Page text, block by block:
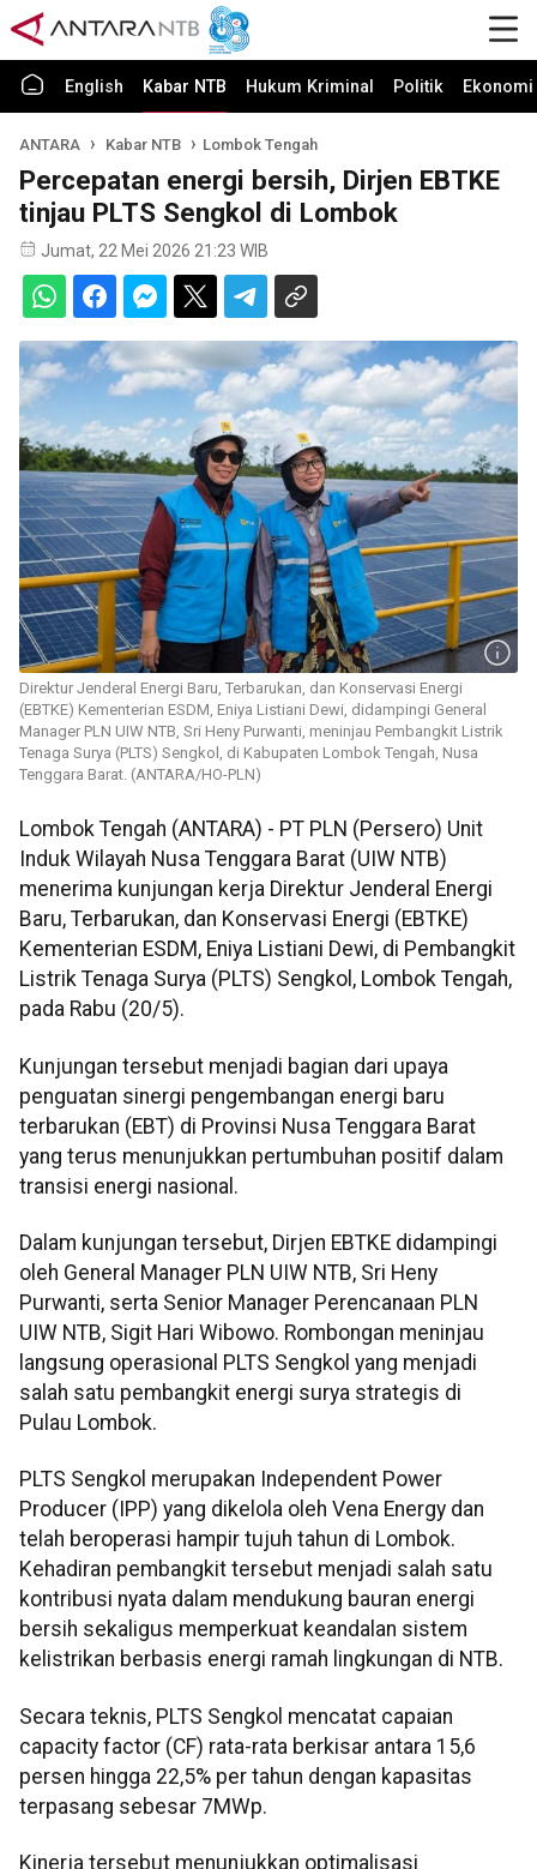
English Kabar NTB Hukum Kriminal Politik
ANTARA Kabar NTB Lombok Tengah
Percepatan energi bersih, Dirjen EBTKE
tinjau PLTS Sengkol di Lombok
Jumat, 22 Mei 2026 21:23 WIB
Direktur Jenderal Energi Baru, Terbarukan, dan Konservasi Energi
(EBTKE) Kementerian ESDM, Eniya Listiani Dewi, didampingi General
Manager PLN UIW NTB, Sri Heny Purwanti, meninjau Pembangkit Listrik
Tenaga Surya (PLTS) Sengkol, di Kabupaten Lombok Tengah, Nusa
Tenggara Barat. (ANTARA/HO-PLN)
Lombok Tengah (ANTARA) - PT PLN (Persero) Unit
Induk Wilayah Nusa Tenggara Barat (UIW NTB)
menerima kunjungan kerja Direktur Jenderal Energi
Baru, Terbarukan, dan Konservasi Energi (EBTKE)
Kementerian ESDM, Eniya Listiani Dewi, di Pembangkit
Listrik Tenaga Surya (PLTS) Sengkol, Lombok Tengah,
pada Rabu (20/5).
Kunjungan tersebut menjadi bagian dari upaya
penguatan sinergi pengembangan energi baru
terbarukan (EBT) di Provinsi Nusa Tenggara Barat
yang terus menunjukkan pertumbuhan positif dalam
transisi energi nasional.
Dalam kunjungan tersebut, Dirjen EBTKE didampingi
oleh General Manager PLN UIW NTB, Sri Heny
Purwanti, serta Senior Manager Perencanaan PLN
UIW NTB, Sigit Hari Wibowo. Rombongan meninjau
langsung operasional PLTS Sengkol yang menjadi
salah satu pembangkit energi surya strategis di
Pulau Lombok.
PLTS Sengkol merupakan Independent Power
Producer (IPP) yang dikelola oleh Vena Energy dan
telah beroperasi hampir tujuh tahun di Lombok.
Kehadiran pembangkit tersebut menjadi salah satu
kontribusi nyata dalam mendukung bauran energi
bersih sekaligus memperkuat keandalan sistem
kelistrikan berbasis energi ramah lingkungan di NTB.
Secara teknis, PLTS Sengkol mencatat capaian
capacity factor (CF) rata-rata berkisar antara 15,6
persen hingga 22,5% per tahun dengan kapasitas
terpasang sebesar 7MWp.
Kinerja tersebut menunjukkan optimalisasi